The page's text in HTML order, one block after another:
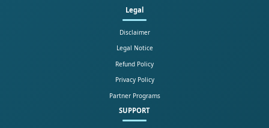
Legal
Disclaimer
Legal Notice
Refund Policy
Privacy Policy
Partner Programs
SUPPORT